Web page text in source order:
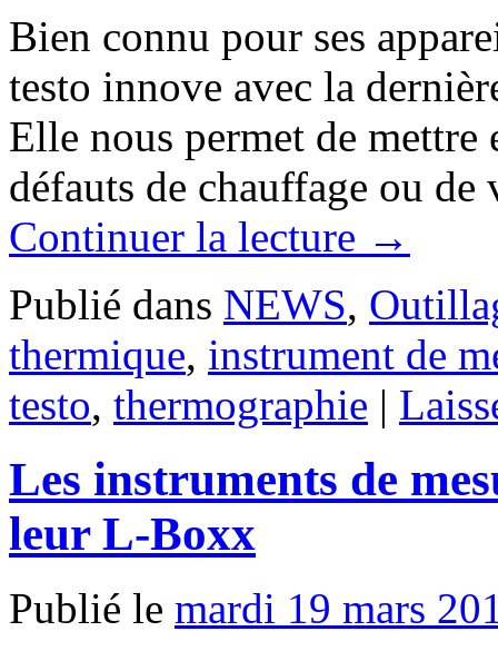
Bien connu pour ses
testo innove avec la
Elle nous permet de mettre
défauts de chauffage ou
Continuer la lecture →
Publié dans NEWS,
thermique, instrument de
testo, thermographie |
Les instruments de
leur L-Boxx
Publié le mardi 19 mars